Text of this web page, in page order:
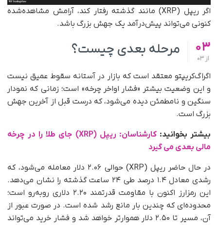
اگر ریپل (XRP) مانند گذشته رفتار کند، آرامش مشاهده‌شده
کنونی می‌تواند پیش‌درآمد یک جهش بزرگ باشد.
03
از 03
مرحله بعدی چیست؟
اگراگ‌کریپتو معتقد است که بازار در آستانه سقوط عمیق نیست
و این وضعیت بیشتر «فشار اواخر چرخه» است؛ زمانی که نمودار
سنگین و نامطمئن دیده می‌شود، که درست قبل از آخرین جهش
بزرگ است.
بیشتر بخوانید:
کارشناسان: ریپل (XRP) جای طلا را در چرخه
مالی بعدی می‌ گیرد
در حال حاضر ریپل (XRP) حوالی ۲.۰۶ دلار معامله می‌شود، که
رشدی معادل ۱.۴ درصد طی ۲۴ ساعت گذشته را نشان می‌دهد.
این رمزارز اکنون با مقاومت قدرتمند ۲.۲۰ دلاری روبه‌رو است؛
محدوده‌ای که چندین بار مانع رشد شده است. در صورت عبور از
آن، مسیر تا ۲.۵۰ دلار هموارتر خواهد شد و فشار خرید می‌تواند